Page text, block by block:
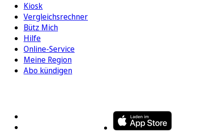
Kiosk
Vergleichsrechner
Bütz Mich
Hilfe
Online-Service
Meine Region
Abo kündigen